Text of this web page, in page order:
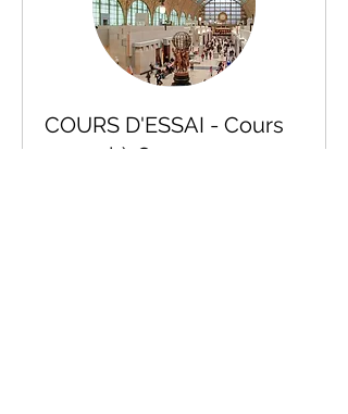
COURS D'ESSAI - Cours
annuel à Orsay